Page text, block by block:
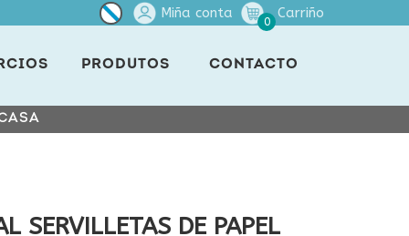
Miña conta
0
Carriño
PRODUTOS CONTACTO
SERVILLETAS DE PAPEL